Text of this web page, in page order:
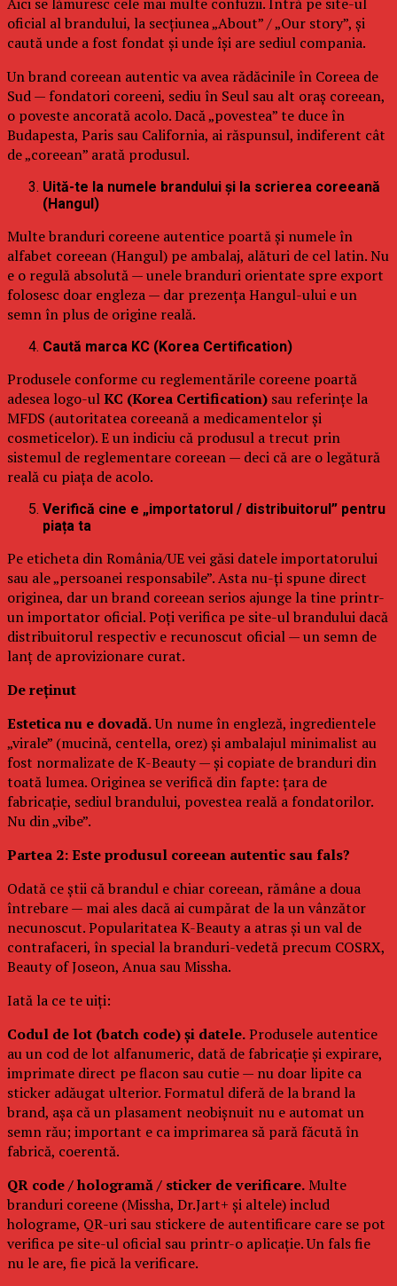
oficial al brandului, la secțiunea „About” / „Our story”, și
caută unde a fost fondat și unde își are sediul compania.
Un brand coreean autentic va avea rădăcinile în Coreea de
Sud — fondatori coreeni, sediu în Seul sau alt oraș coreean,
o poveste ancorată acolo. Dacă „povestea” te duce în
Budapesta, Paris sau California, ai răspunsul, indiferent cât
de „coreean” arată produsul.
Uită-te la numele brandului și la scrierea coreeană
(Hangul)
Multe branduri coreene autentice poartă și numele în
alfabet coreean (Hangul) pe ambalaj, alături de cel latin. Nu
e o regulă absolută — unele branduri orientate spre export
folosesc doar engleza — dar prezența Hangul-ului e un
semn în plus de origine reală.
Caută marca KC (Korea Certification)
Produsele conforme cu reglementările coreene poartă
adesea logo-ulKC (Korea Certification) sau referințe la
MFDS (autoritatea coreeană a medicamentelor și
cosmeticelor). E un indiciu că produsul a trecut prin
sistemul de reglementare coreean — deci că are o legătură
reală cu piața de acolo.
Verifică cine e „importatorul / distribuitorul” pentru
piața ta
Pe eticheta din România/UE vei găsi datele importatorului
sau ale „persoanei responsabile”. Asta nu-ți spune direct
originea, dar un brand coreean serios ajunge la tine printr-
un importator oficial. Poți verifica pe site-ul brandului dacă
distribuitorul respectiv e recunoscut oficial — un semn de
lanț de aprovizionare curat.
De reținut
Estetica nu e dovadă.Un nume în engleză, ingredientele
„virale” (mucină, centella, orez) și ambalajul minimalist au
fost normalizate de K-Beauty — și copiate de branduri din
toată lumea. Originea se verifică din fapte: țara de
fabricație, sediul brandului, povestea reală a fondatorilor.
Nu din „vibe”.
Partea 2: Este produsul coreean autentic sau fals?
Odată ce știi că brandul e chiar coreean, rămâne a doua
întrebare — mai ales dacă ai cumpărat de la un vânzător
necunoscut. Popularitatea K-Beauty a atras și un val de
contrafaceri, în special la branduri-vedetă precum COSRX,
Beauty of Joseon, Anua sau Missha.
Iată la ce te uiți:
Codul de lot (batch code) și datele.Produsele autentice
au un cod de lot alfanumeric, dată de fabricație și expirare,
imprimate direct pe flacon sau cutie — nu doar lipite ca
sticker adăugat ulterior. Formatul diferă de la brand la
brand, așa că un plasament neobișnuit nu e automat un
semn rău; important e ca imprimarea să pară făcută în
fabrică, coerentă.
QR code / hologramă / sticker de verificare.Multe
branduri coreene (Missha, Dr.Jart+ și altele) includ
holograme, QR-uri sau stickere de autentificare care se pot
verifica pe site-ul oficial sau printr-o aplicație. Un fals fie
nu le are, fie pică la verificare.